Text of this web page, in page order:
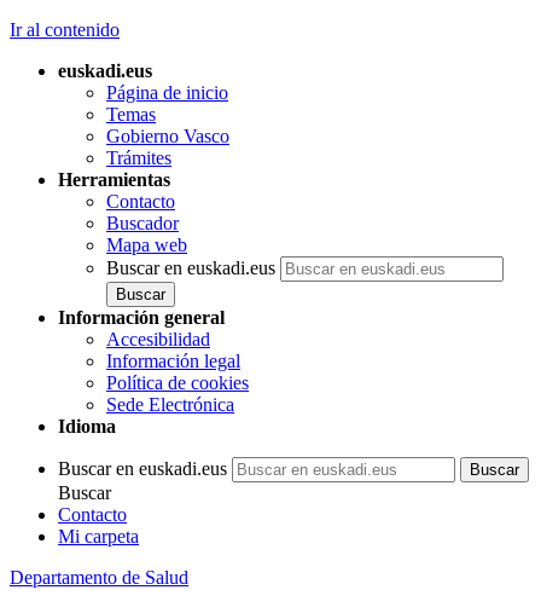
Ir al contenido
euskadi.eus
Página de inicio
Temas
Gobierno Vasco
Trámites
Herramientas
Contacto
Buscador
Mapa web
Buscar en euskadi.eus
Información general
Accesibilidad
Información legal
Política de cookies
Sede Electrónica
Idioma
Buscar en euskadi.eus
Buscar
Contacto
Mi carpeta
Departamento de Salud